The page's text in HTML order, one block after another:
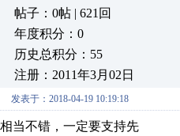
帖子：0帖 | 621回
年度积分：0
历史总积分：55
注册：2011年3月02日
发表于：2018-04-19 10:19:18
相当不错，一定要支持先